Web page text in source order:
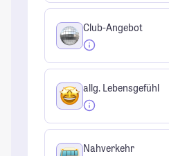
Club-Angebot
allg. Lebensgefühl
Nahverkehr